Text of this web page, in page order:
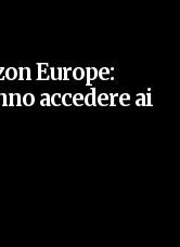
Europe:
accedere ai